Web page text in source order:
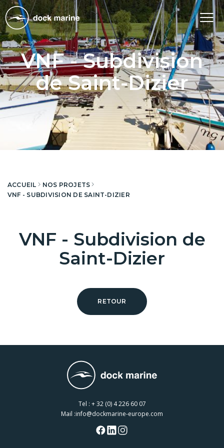
VNF - Subdivision
de Saint-Dizier
ACCUEIL
NOS PROJETS
VNF - SUBDIVISION DE SAINT-DIZIER
VNF - Subdivision de
Saint-Dizier
RETOUR
Tel : + 32 (0) 4 226 60 07
Mail :info@dockmarine-europe.com